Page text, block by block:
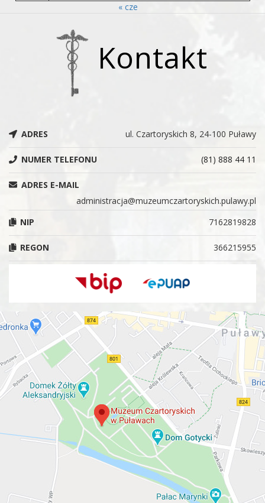
« cze
Kontakt
ADRES ul. Czartoryskich 8, 24-100 Puławy
NUMER TELEFONU (81) 888 44 11
ADRES E-MAIL
administracja@muzeumczartoryskich.pulawy.pl
NIP
7162819828
REGON 366215955